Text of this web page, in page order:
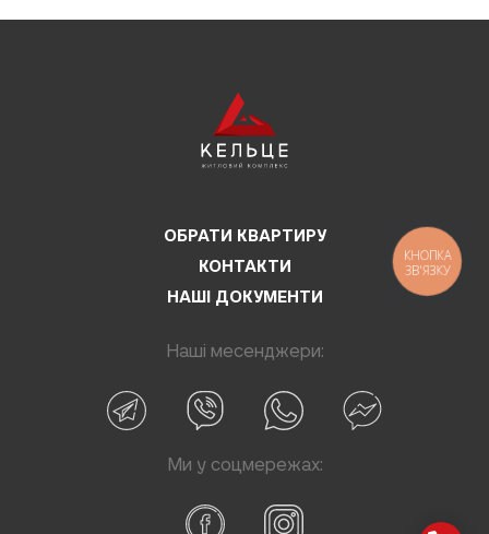
ОБРАТИ КВАРТИРУ
КОНТАКТИ
НАШІ ДОКУМЕНТИ
Наші месенджери:
Ми у соцмережах:
КНОПКА
ЗВ'ЯЗКУ